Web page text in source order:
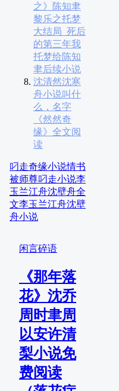
之》陈知聿
黎乐之托梦
大结局_死后
的第三年我
托梦给陈知
聿后续小说
沈清然沈寒
舟小说叫什
么，名字
《然然奇
缘》全文阅
读
叼走奇缘小说情书
被师尊叼走小说李
玉兰江舟沈壁舟全
文李玉兰江舟沈壁
舟小说
闲言碎语
《那年落
花》沈乔
周时聿周
以安许清
梨小说免
费阅读